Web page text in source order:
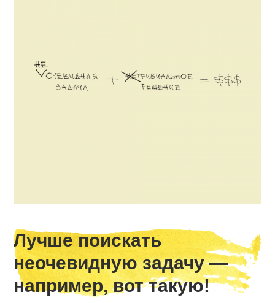
Лучше поискать
неочевидную задачу —
например, вот такую!